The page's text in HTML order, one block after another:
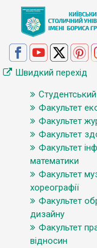
Швидкий перехід
Факультет
Факультет
Факультет
Факультет
математики
Факультет
хореографії
Факультет
дизайну
Факультет
відносин